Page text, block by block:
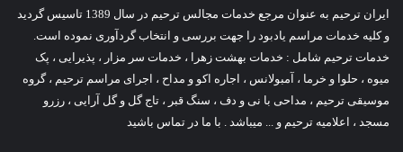
ایران ترحیم به عنوان مرجع خدمات مجالس ترحیم در سال 1389 تاسیس گردید
و کلیه خدمات مراسم یادبود را جهت بررسی و انتخاب گردآوری نموده است.
خدمات ترحیم شامل : خدمات بهشت زهرا ، خدمات سر مزار ، پذیرایی ، پک
میوه ، حلوا و خرما ، آمبولانس ، اجاره اکو و مداح ، اجرای مراسم ترحیم ،گروه
موسیقی ترحیم ، مداحی با نی و دف ، سنگ قبر ، تاج گل و گل آرایی ، رزرو
مسجد ، اعلامیه ترحیم و ... میباشد . با ما در تماس باشید